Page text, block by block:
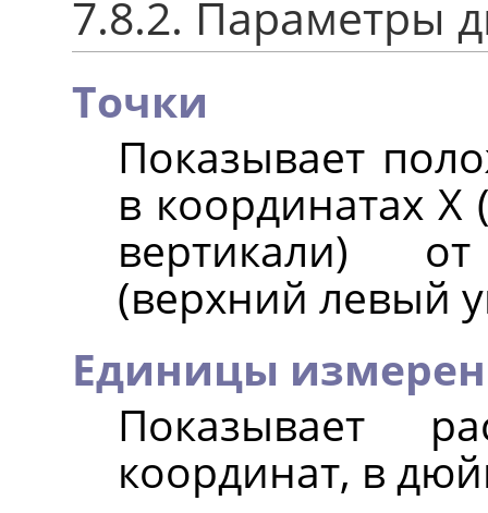
7.8.2. Параметры
Точки
Показывает
в координатах
вертикали)
(верхний левый
Единицы
Показывает
координат, в